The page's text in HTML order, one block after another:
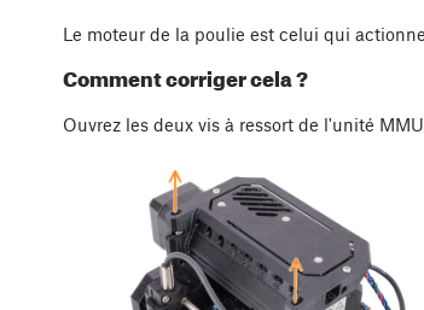
Le moteur de la poulie est celui qui
Comment corriger cela ?
Ouvrez les deux vis à ressort de l'unité